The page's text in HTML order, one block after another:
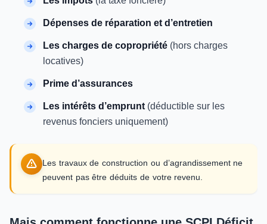
Dépenses de réparation et d’entretien
Les charges de copropriété (hors charges
locatives)
Prime d’assurances
Les intérêts d’emprunt (déductible sur les
revenus fonciers uniquement)
Les travaux de construction ou d’agrandissement ne
peuvent pas être déduits de votre revenu.